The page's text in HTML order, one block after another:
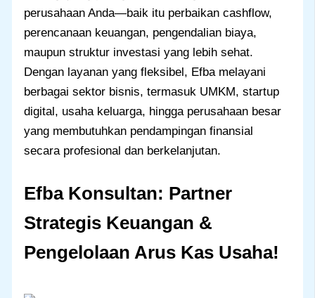
perusahaan Anda—baik itu perbaikan cashflow,
perencanaan keuangan, pengendalian biaya,
maupun struktur investasi yang lebih sehat.
Dengan layanan yang fleksibel, Efba melayani
berbagai sektor bisnis, termasuk UMKM, startup
digital, usaha keluarga, hingga perusahaan besar
yang membutuhkan pendampingan finansial
secara profesional dan berkelanjutan.
Efba Konsultan: Partner
Strategis Keuangan &
Pengelolaan Arus Kas Usaha!